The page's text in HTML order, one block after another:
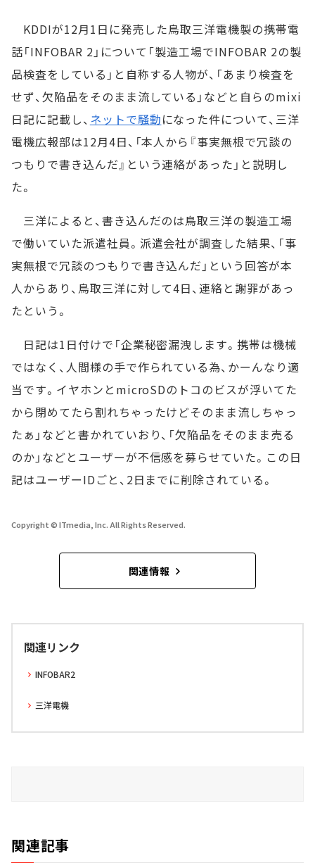
KDDIが12月1日に発売した鳥取三洋電機製の携帯電
話「INFOBAR 2」について「製造工場でINFOBAR 2の製
品検査をしている」と自称する人物が、「あまり検査を
せず、欠陥品をそのまま流している」などと自らのmixi
日記に記載し、 ネットで騒動になった件について、三洋
電機広報部は12月4日、「本人から『事実無根で冗談の
つもりで書き込んだ』という連絡があった」と説明し
た。
三洋によると、書き込んだのは鳥取三洋の製造工場
で働いていた派遣社員。派遣会社が調査した結果、「事
実無根で冗談のつもりで書き込んだ」という回答が本
人からあり、鳥取三洋に対して4日、連絡と謝罪があっ
たという。
日記は1日付けで「企業秘密漏洩します。携帯は機械
ではなく、人間様の手で作られている為、かーんなり適
当です。イヤホンとmicroSDのトコのビスが浮いてた
から閉めてたら割れちゃったけどそのまま流しちゃっ
たぁ」などと書かれていおり、「欠陥品をそのまま売る
のか」などとユーザーが不信感を募らせていた。この日
記はユーザーIDごと、2日までに削除されている。
Copyright © ITmedia, Inc. All Rights Reserved.
関連情報
関連リンク
INFOBAR2
三洋電機
関連記事